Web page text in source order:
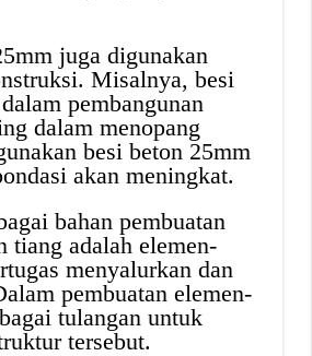
juga digunakan
Misalnya, besi
pembangunan
dalam menopang
besi beton 25mm
akan meningkat.
bahan pembuatan
adalah elemen-
menyalurkan dan
pembuatan elemen-
tulangan untuk
tersebut.